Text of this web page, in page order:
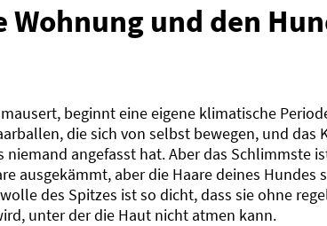
Wohnung und den
beginnt eine eigene klimatische
die sich von selbst bewegen, und das
niemand angefasst hat. Aber das Schlimmste
ausgekämmt, aber die Haare deines Hundes
des Spitzes ist so dicht, dass sie ohne
unter der die Haut nicht atmen kann.